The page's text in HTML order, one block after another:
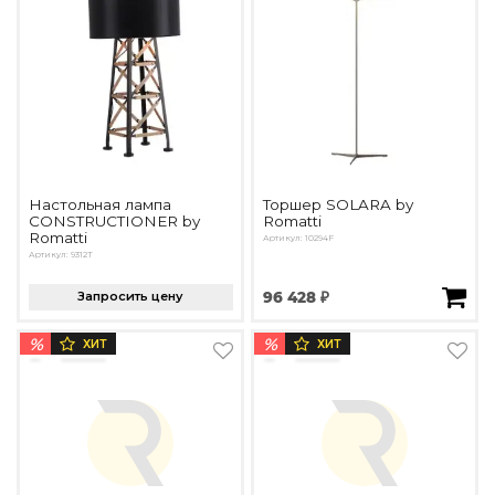
Настольная лампа
CONSTRUCTIONER by
Romatti
Артикул: 9312T
Запросить цену
Торшер SOLARA by
Romatti
Артикул: 10294F
96 428 ₽
% ХИТ % ХИТ